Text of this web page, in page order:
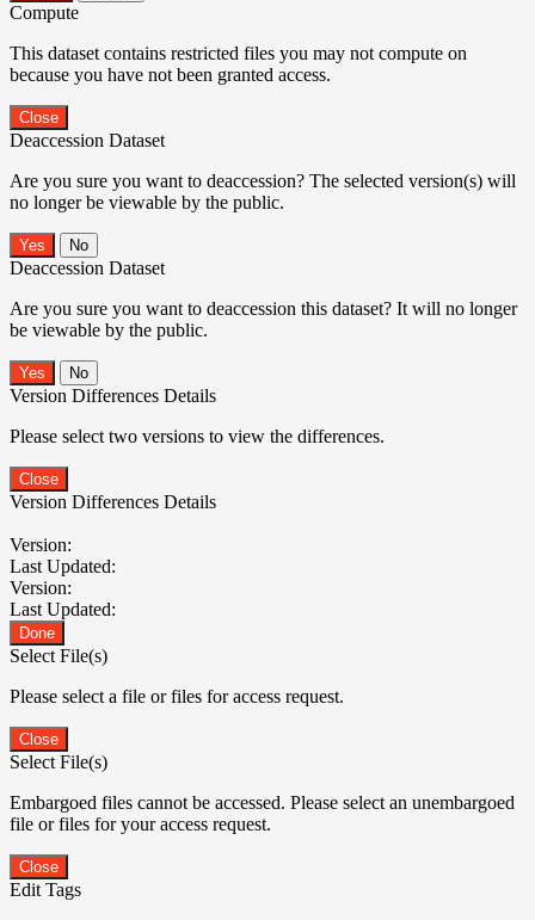
Compute
This dataset contains restricted files you may not compute on
because you have not been granted access.
Close
Deaccession Dataset
Are you sure you want to deaccession? The selected version(s) will
no longer be viewable by the public.
No
Deaccession Dataset
Are you sure you want to deaccession this dataset? It will no longer
be viewable by the public.
No
Version Differences Details
Please select two versions to view the differences.
Close
Version Differences Details
Version:
Last Updated:
Version:
Last Updated:
Done
Select File(s)
Please select a file or files for access request.
Close
Select File(s)
Embargoed files cannot be accessed. Please select an unembargoed
file or files for your access request.
Close
Edit Tags